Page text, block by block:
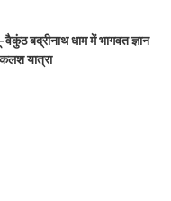
बद्रीनाथ धाम में भागवत ज्ञान
यात्रा